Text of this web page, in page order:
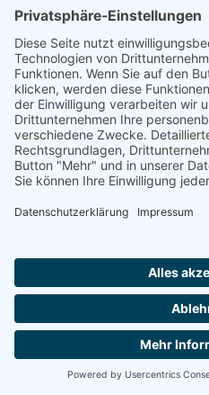
Übersicht über das Angebot an
Die meisten Senioren-
Appartements und Wohnungen an.
Residenzen auf Karte anzeigen